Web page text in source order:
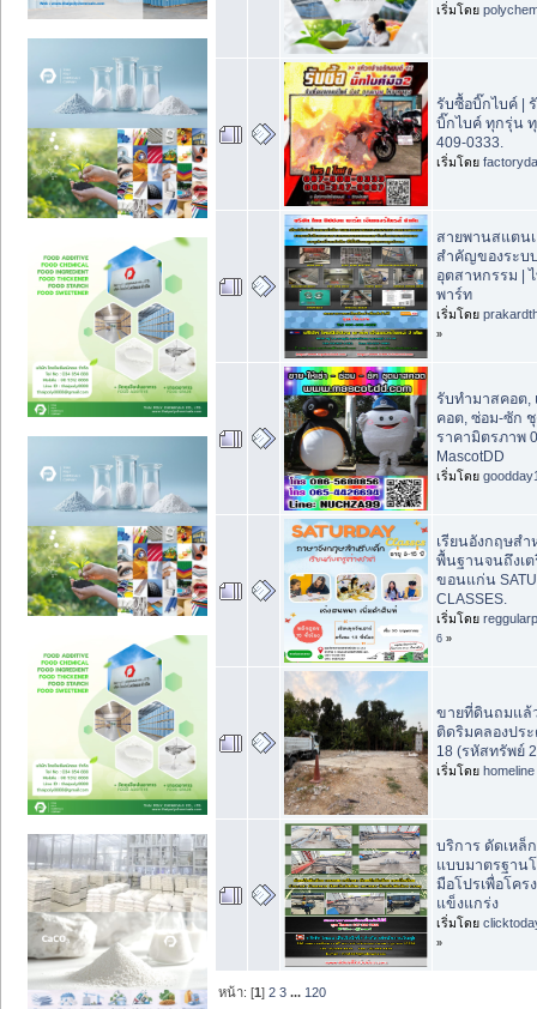
เริ่มโดย
รับซื้อบิ๊กไบค์ |
บิ๊กไบค์ ทุกรุ่น
409-0333.
เริ่มโดย
สายพานสแตน
สำคัญของระบ
อุตสาหกรรม |
พาร์ท
เริ่มโดย
»
รับทำมาสคอต,
คอต, ซ่อม-ซัก
ราคามิตรภาพ
MascotDD
เริ่มโดย
เรียนอังกฤษสำ
พื้นฐานจนถึงเ
ขอนแก่น
CLASSES.
เริ่มโดย
6 »
ขายที่ดินถมแล้
ติดริมคลองปร
18 (รหัสทรัพย์
เริ่มโดย homeline
บริการ ดัดเหล็
แบบมาตรฐาน
มือโปรเพื่อโคร
แข็งแกร่ง
เริ่มโดย
»
หน้า: [1]2 3 ... 120